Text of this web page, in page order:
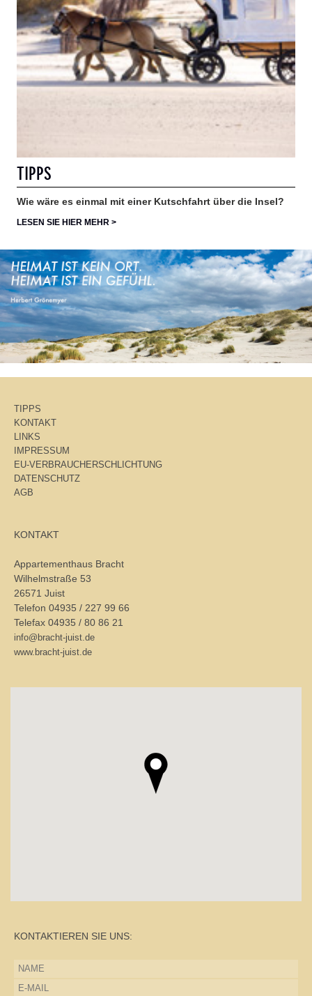
TIPPS
Wie wäre es einmal mit einer Kutschfahrt über die Insel?
LESEN SIE HIER MEHR >
TIPPS
KONTAKT
LINKS
IMPRESSUM
EU-VERBRAUCHERSCHLICHTUNG
DATENSCHUTZ
AGB
KONTAKT
Appartementhaus Bracht
Wilhelmstraße 53
26571 Juist
Telefon 04935 / 227 99 66
Telefax 04935 / 80 86 21
info@bracht-juist.de
www.bracht-juist.de
KONTAKTIEREN SIE UNS: